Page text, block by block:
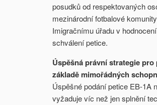
posudků od respektovaných
mezinárodní fotbalové
Imigračnímu úřadu v
schválení petice.
Úspěšná právní strategie pro
základě mimořádných
Úspěšné podání petice EB-1A
vyžaduje víc než jen splnění